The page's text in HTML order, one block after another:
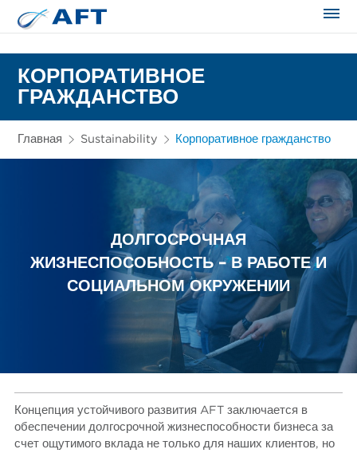
КОРПОРАТИВНОЕ
ГРАЖДАНСТВО
Главная Sustainability Корпоративное гражданство
ДОЛГОСРОЧНАЯ
ЖИЗНЕСПОСОБНОСТЬ – В РАБОТЕ И
СОЦИАЛЬНОМ ОКРУЖЕНИИ
Концепция устойчивого развития AFT заключается в
обеспечении долгосрочной жизнеспособности бизнеса за
счет ощутимого вклада не только для наших клиентов, но